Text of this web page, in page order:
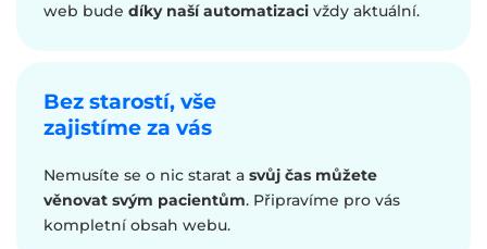
web bude díky naší automatizaci vždy aktuální.
Bez starostí, vše
zajistíme za vás
Nemusíte se o nic starat a svůj čas můžete
věnovat svým pacientům. Připravíme pro vás
kompletní obsah webu.